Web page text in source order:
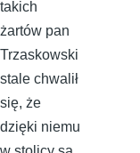
takich
żartów pan
Trzaskowski
stale chwalił
się, że
dzięki niemu